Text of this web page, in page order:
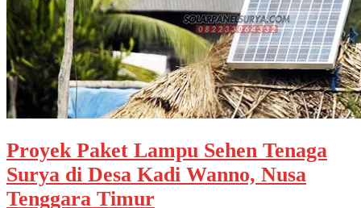
Proyek Paket Lampu Sehen Tenaga
Surya di Desa Kadi Wanno, Nusa
Tenggara Timur